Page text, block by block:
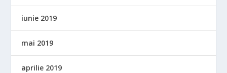
iunie 2019
mai 2019
aprilie 2019